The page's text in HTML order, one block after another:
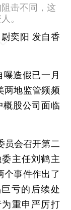
击不同，这
。
奕阳 发自香
曝造假已一月
两地监管频频
概股公司面临
会召开第二
主任刘鹤主
个事件作出了
亏的后续处
重申严厉打